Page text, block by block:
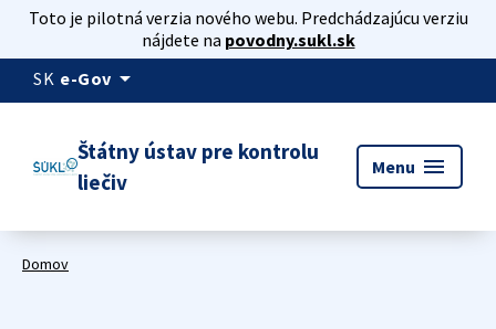
Toto je pilotná verzia nového webu. Predchádzajúcu verziu
nájdete na povodny.sukl.sk
SK e-Gov arrow_drop_down
Štátny ústav pre kontrolu
liečiv
Menu menu
Domov